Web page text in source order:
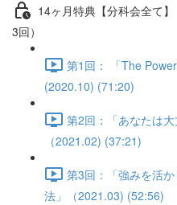
14ヶ月特典【分科会全て
3回）
第1回： 「The
(2020.10) (71:20)
第2回：「あなたは大
（2021.02) (37:21)
第3回：「強みを活
法」（2021.03) (52:56)